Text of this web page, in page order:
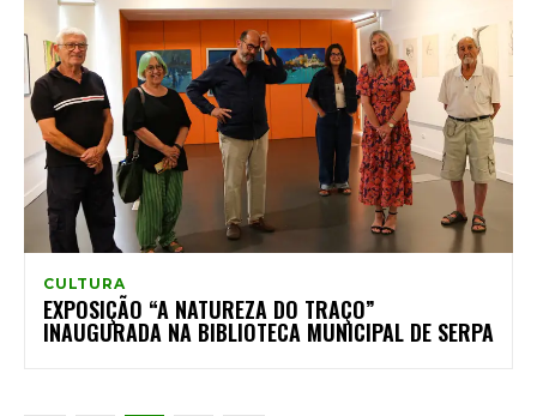
CULTURA
EXPOSIÇÃO “A NATUREZA DO TRAÇO”
INAUGURADA NA BIBLIOTECA MUNICIPAL DE SERPA